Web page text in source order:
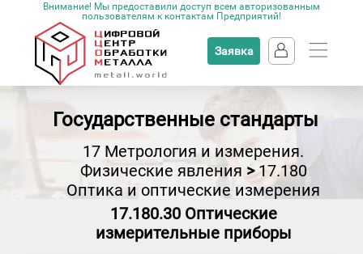
Внимание! Мы предоставили доступ всем авторизованным
пользователям к контактам Предприятий!
Заявка
Государственные стандарты
17 Метрология и измерения.
Физические явления >17.180
Оптика и оптические измерения
17.180.30 Оптические
измерительные приборы